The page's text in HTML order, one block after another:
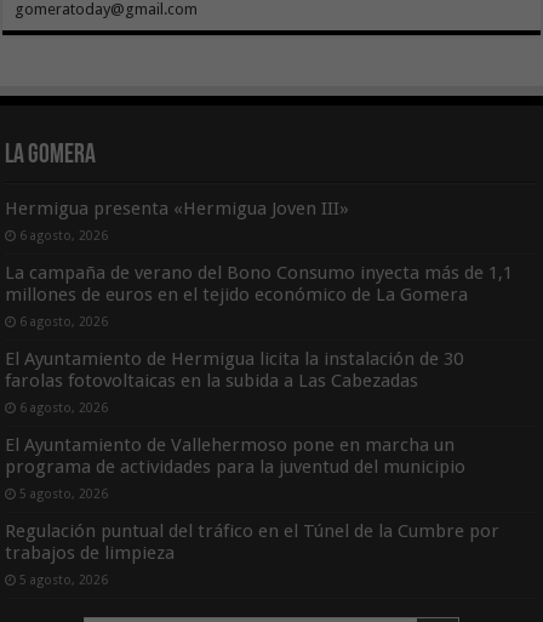
gomeratoday@gmail.com
La Gomera
Hermigua presenta «Hermigua Joven III»
6 agosto, 2026
La campaña de verano del Bono Consumo inyecta más de 1,1
millones de euros en el tejido económico de La Gomera
6 agosto, 2026
El Ayuntamiento de Hermigua licita la instalación de 30
farolas fotovoltaicas en la subida a Las Cabezadas
6 agosto, 2026
El Ayuntamiento de Vallehermoso pone en marcha un
programa de actividades para la juventud del municipio
5 agosto, 2026
Regulación puntual del tráfico en el Túnel de la Cumbre por
trabajos de limpieza
5 agosto, 2026